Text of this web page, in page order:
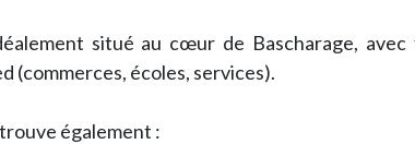
situé au cœur de Bascharage, avec
(commerces, écoles, services).
également :